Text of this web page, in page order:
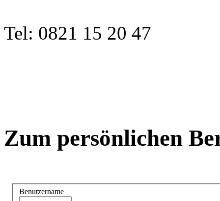
Tel: 0821 15 20 47
Zum persönlichen
Benutzername